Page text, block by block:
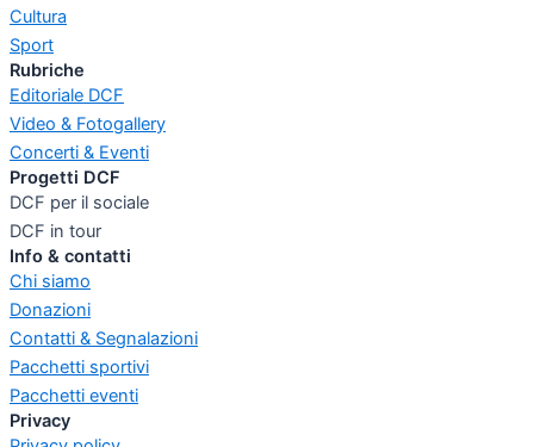
Cultura
Sport
Rubriche
Editoriale DCF
Video & Fotogallery
Concerti & Eventi
Progetti DCF
DCF per il sociale
DCF in tour
Info & contatti
Chi siamo
Donazioni
Contatti & Segnalazioni
Pacchetti sportivi
Pacchetti eventi
Privacy